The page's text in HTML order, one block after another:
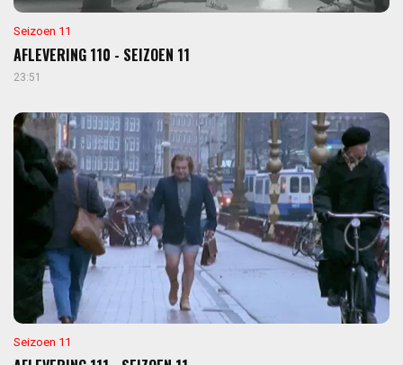
Seizoen 11
AFLEVERING 110 - SEIZOEN 11
23:51
Seizoen 11